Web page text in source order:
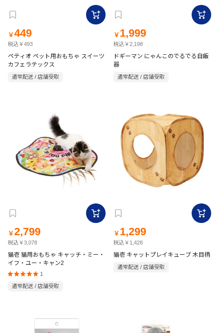
￥449
税込￥493
ペティオ ペット用おもちゃ スイーツ
カフェラテックス
通常配送 / 店舗受取
￥ 1,999
税込￥2,198
ドギーマン にゃんこのでるでる自飯
器
通常配送 / 店舗受取
￥2,799
税込￥3,078
猫壱 猫用おもちゃ キャッチ・ミー・
イフ・ユー・キャン2
1
通常配送 / 店舗受取
￥ 1,299
税込￥1,428
猫壱 キャットプレイキューブ 木目柄
通常配送 / 店舗受取